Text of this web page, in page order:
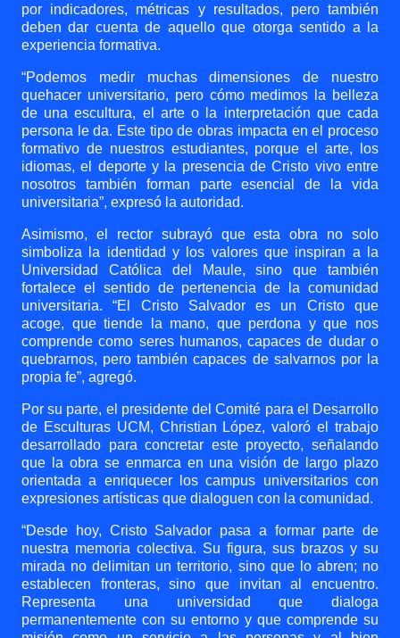
por indicadores, métricas y resultados, pero también
deben dar cuenta de aquello que otorga sentido a la
experiencia formativa.
“Podemos medir muchas dimensiones de nuestro
quehacer universitario, pero cómo medimos la belleza
de una escultura, el arte o la interpretación que cada
persona le da. Este tipo de obras impacta en el proceso
formativo de nuestros estudiantes, porque el arte, los
idiomas, el deporte y la presencia de Cristo vivo entre
nosotros también forman parte esencial de la vida
universitaria”, expresó la autoridad.
Asimismo, el rector subrayó que esta obra no solo
simboliza la identidad y los valores que inspiran a la
Universidad Católica del Maule, sino que también
fortalece el sentido de pertenencia de la comunidad
universitaria. “El Cristo Salvador es un Cristo que
acoge, que tiende la mano, que perdona y que nos
comprende como seres humanos, capaces de dudar o
quebrarnos, pero también capaces de salvarnos por la
propia fe”, agregó.
Por su parte, el presidente del Comité para el Desarrollo
de Esculturas UCM, Christian López, valoró el trabajo
desarrollado para concretar este proyecto, señalando
que la obra se enmarca en una visión de largo plazo
orientada a enriquecer los campus universitarios con
expresiones artísticas que dialoguen con la comunidad.
“Desde hoy, Cristo Salvador pasa a formar parte de
nuestra memoria colectiva. Su figura, sus brazos y su
mirada no delimitan un territorio, sino que lo abren; no
establecen fronteras, sino que invitan al encuentro.
Representa una universidad que dialoga
permanentemente con su entorno y que comprende su